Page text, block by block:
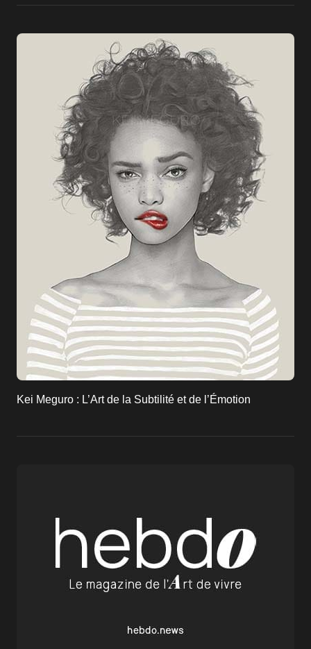
Kei Meguro : L’Art de la Subtilité et de l’Émotion